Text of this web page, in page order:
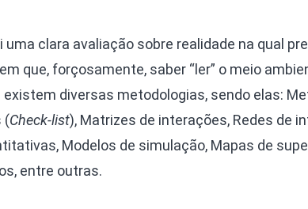
clara avaliação sobre realidade na qual
que, forçosamente, saber “ler” o meio
diversas metodologias, sendo elas:
(Check-list), Matrizes de interações, Redes de
Modelos de simulação, Mapas de
entre outras.